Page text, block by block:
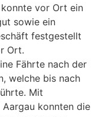
vor Ort ein
sowie ein
festgestellt
Ort.
Fährte nach der
welche bis nach
Mit
konnten die